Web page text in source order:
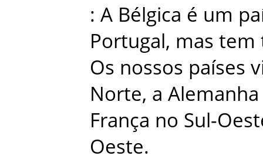
: A Bélgica é um
Portugal, mas tem
Os nossos países
Norte, a Alemanha
França no Sul-
Oeste.